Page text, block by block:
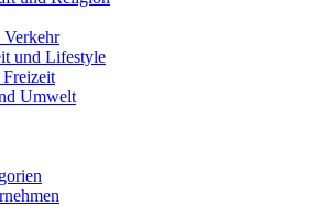
Verkehr
und Lifestyle
Umwelt